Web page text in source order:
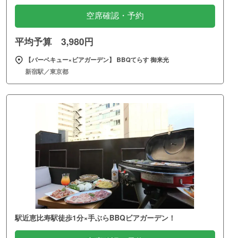
空席確認・予約
平均予算 3,980円
【バーベキュー×ビアガーデン】 BBQてらす 御来光
新宿駅／東京都
駅近恵比寿駅徒歩1分×手ぶらBBQビアガーデン！